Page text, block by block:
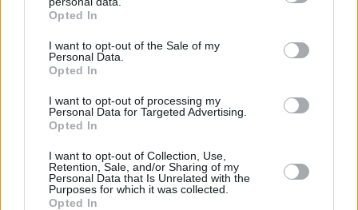
grant or deny consent to Google and its third-party tags to
use your data for below specified purposes in below Google
consent section.
Opted In
I want to opt-out of the Sale of my
Personal Data.
Opted In
I want to opt-out of processing my
Personal Data for Targeted Advertising.
Opted In
I want to opt-out of Collection, Use,
Retention, Sale, and/or Sharing of my
Personal Data that Is Unrelated with the
Purposes for which it was collected.
Opted In